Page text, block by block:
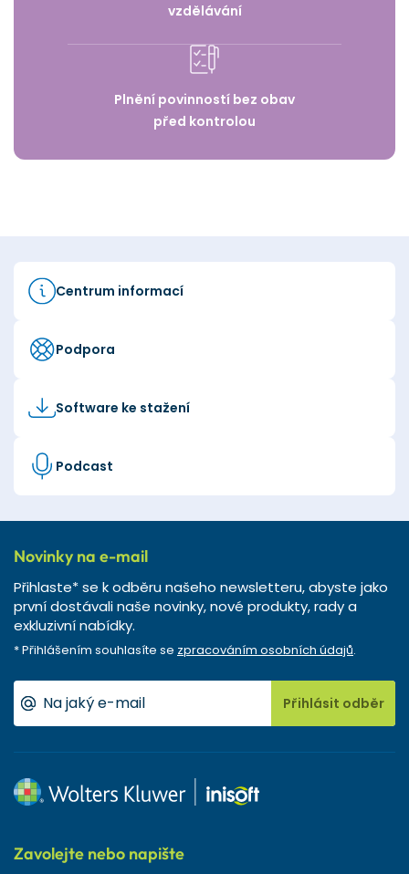
vzdělávání
Plnění povinností bez obav
před kontrolou
Centrum informací
Podpora
Software ke stažení
Podcast
Novinky na e-mail
Přihlaste* se k odběru našeho newsletteru, abyste jako
první dostávali naše novinky, nové produkty, rady a
exkluzivní nabídky.
* Přihlášením souhlasíte se zpracováním osobních údajů.
Přihlásit odběr
Zavolejte nebo napište